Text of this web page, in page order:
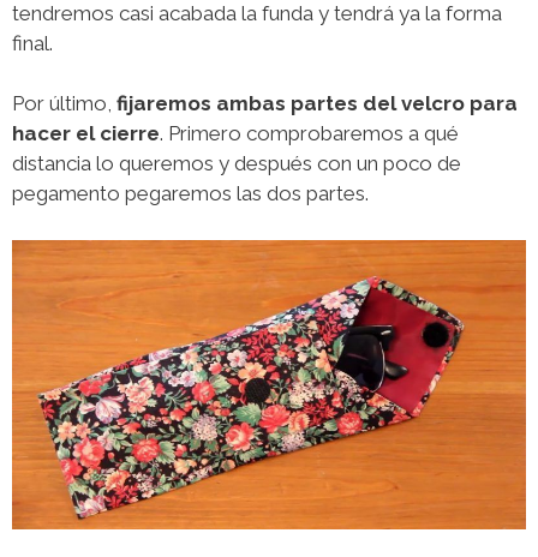
tendremos casi acabada la funda y tendrá ya la forma
final.
Por último, fijaremos ambas partes del velcro para
hacer el cierre. Primero comprobaremos a qué
distancia lo queremos y después con un poco de
pegamento pegaremos las dos partes.